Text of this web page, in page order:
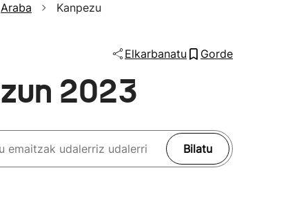
Azken berriak
Araba Kanpezu
Elkarbanatu Gorde
2023
Bilatu